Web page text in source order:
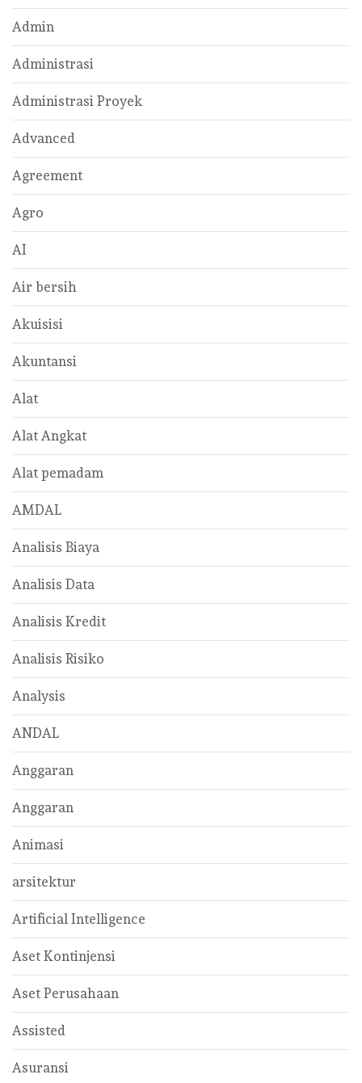
Admin
Administrasi
Administrasi Proyek
Advanced
Agreement
Agro
AI
Air bersih
Akuisisi
Akuntansi
Alat
Alat Angkat
Alat pemadam
AMDAL
Analisis Biaya
Analisis Data
Analisis Kredit
Analisis Risiko
Analysis
ANDAL
Anggaran
Anggaran
Animasi
arsitektur
Artificial Intelligence
Aset Kontinjensi
Aset Perusahaan
Assisted
Asuransi